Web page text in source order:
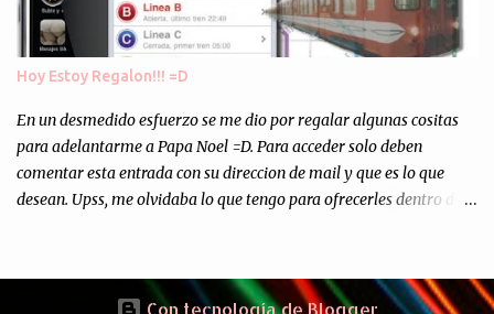
que los comentarios los dejo en sus manos...
Hoy Estoy Regalon!!! =D
En un desmedido esfuerzo se me dio por regalar algunas cositas
para adelantarme a Papa Noel =D. Para acceder solo deben
comentar esta entrada con su direccion de mail y que es lo que
desean. Upss, me olvidaba lo que tengo para ofrecerles dentro de
del Sr. Angel Traversi de AMT Desarrollos * 7 Invitaciones para
Google Wave , si bien ya son muchas las que estan dando vueltas,
Con tecnología de Blogger